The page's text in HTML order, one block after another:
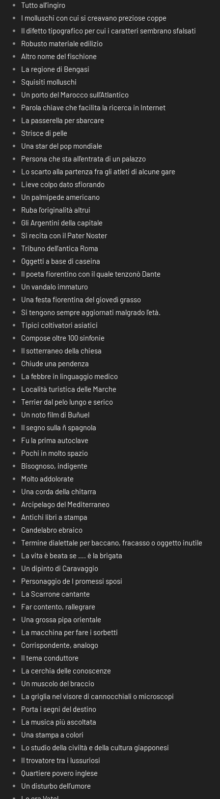
Tutto all’ingiro
I molluschi con cui si creavano preziose coppe
Il difetto tipografico per cui i caratteri sembrano sfalsati
Robusto materiale edilizio
Altro nome del fischione
La regione di Bengasi
Squisiti molluschi
Un porto del Marocco sull’Atlantico
Parola chiave che facilita la ricerca in Internet
La passerella per sbarcare
Strisce di pelle
Una star del pop mondiale
Persona che sta all’entrata di un palazzo
Lo scarto alla partenza fra gli atleti di alcune gare
Lieve colpo dato sfiorando
Un palmipede americano
Ruba l’originalità altrui
Gli Argentini della capitale
Si recita con il Pater Noster
Tribuno dell’antica Roma
Oggetti a base di caseina
Il poeta fiorentino con il quale tenzonò Dante
Un vandalo immaturo
Una festa fiorentina del giovedì grasso
Si tengono sempre aggiornati malgrado l’età.
Tipici coltivatori asiatici
Compose oltre 100 sinfonie
Il sotterraneo della chiesa
Chiude una pendenza
La febbre in linguaggio medico
Località turistica delle Marche
Terrier dal pelo lungo e serico
Un noto film di Buñuel
Il segno sulla ñ spagnola
Fu la prima autoclave
Pochi in molto spazio
Bisognoso, indigente
Molto addolorate
Una corda della chitarra
Arcipelago del Mediterraneo
Antichi libri a stampa
Candelabro ebraico
Termine dialettale per baccano, fracasso o oggetto inutile
La vita è beata se …. è la brigata
Un dipinto di Caravaggio
Personaggio de I promessi sposi
La Scarrone cantante
Far contento, rallegrare
Una grossa pipa orientale
La macchina per fare i sorbetti
Corrispondente, analogo
Il tema conduttore
La cerchia delle conoscenze
Un muscolo del braccio
La griglia nel visore di cannocchiali o microscopi
Porta i segni del destino
La musica più ascoltata
Una stampa a colori
Lo studio della civiltà e della cultura giapponesi
Il trovatore tra i lussuriosi
Quartiere povero inglese
Un disturbo dell’umore